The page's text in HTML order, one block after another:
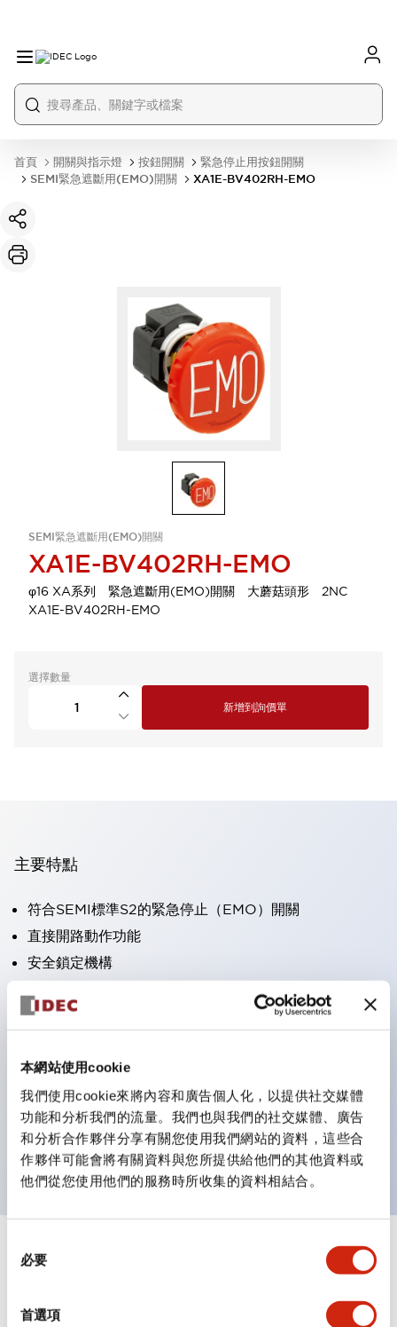
本網站使用cookie
我們使用cookie來將內容和廣告個人化，以提供社交媒體
功能和分析我們的流量。我們也與我們的社交媒體、廣告
和分析合作夥伴分享有關您使用我們網站的資料，這些合
作夥伴可能會將有關資料與您所提供給他們的其他資料或
他們從您使用他們的服務時所收集的資料相結合。
必要
首選項
首頁 開關與指示燈 按鈕開關
緊急停止用按鈕開關
SEMI緊急遮斷用(EMO)開關
XA1E-BV402RH-EMO
SEMI緊急遮斷用(EMO)開關
XA1E-BV402RH-EMO
φ16 XA系列 緊急遮斷用(EMO)開關 大蘑菇頭形 2NC
XA1E-BV402RH-EMO
選擇數量
新增到詢價單
主要特點
符合SEMI標準S2的緊急停止（EMO）開關
直接開路動作功能
安全鎖定機構
安全電位結構（XA/XW系列）
＜SEMI緊急斷電用開關護罩＞ 防止緊急斷電開關誤動作
的護罩。符合SEMI S2標準，遵循SEMATECH規範。與
IDEC緊急停止用按鈕開關組合使用，已獲得TUV萊茵的
適合性確認。
規格 顯示全部 +